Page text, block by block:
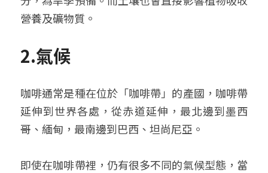
營養及礦物質。
2.氣候
咖啡通常是種在位於「咖啡帶」的產國，咖啡帶
延伸到世界各處，從赤道延伸，最北邊到墨西
哥、緬甸，最南邊到巴西、坦尚尼亞。
即使在咖啡帶裡，仍有很多不同的氣候型態，當